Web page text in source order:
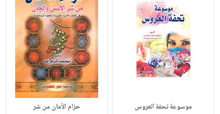
موسوعة تحفة العروس حزام الأمان من شر